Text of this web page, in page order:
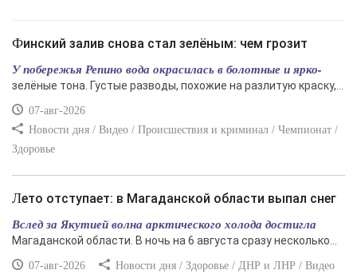
Финский залив снова стал зелёным: чем грозит
У побережья Репино вода окрасилась в болотные и ярко-
зелёные тона. Густые разводы, похожие на разлитую краску,...
07-авг-2026
Новости дня / Видео / Происшествия и криминал / Чемпионат /
Здоровье
Лето отступает: в Магаданской области выпал снег
Вслед за Якутией волна арктического холода достигла
Магаданской области. В ночь на 6 августа сразу несколько...
07-авг-2026 Новости дня / Здоровье / ДНР и ЛНР / Видео